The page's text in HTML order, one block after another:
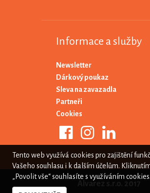
Tento web využívá cookies pro zajištění
Vašeho souhlasu i k dalším účelům.
„Povolit vše“ souhlasíte s využíváním cookies.
Informace a služby
Newsletter
Dárkový poukaz
Sleva na zavazadla
Partneři
Cookies